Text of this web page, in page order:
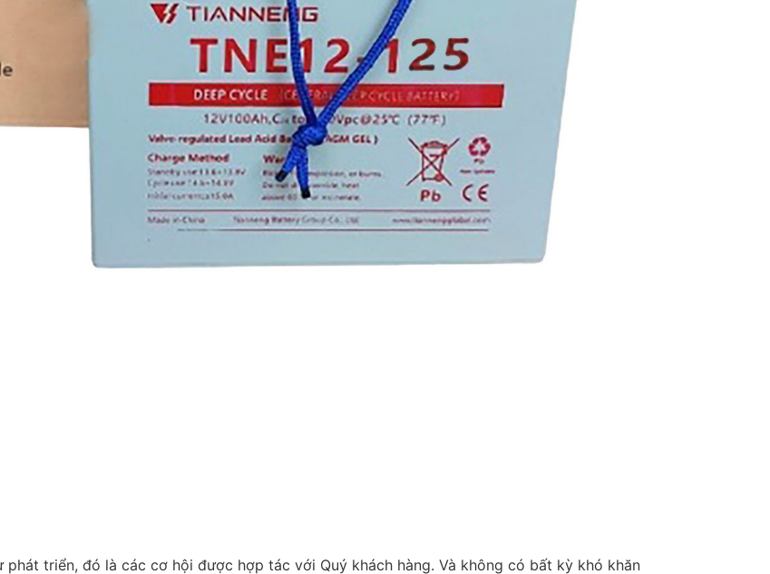
triển, đó là các cơ hội được hợp tác với Quý khách hàng. Và không có bất kỳ khó khăn